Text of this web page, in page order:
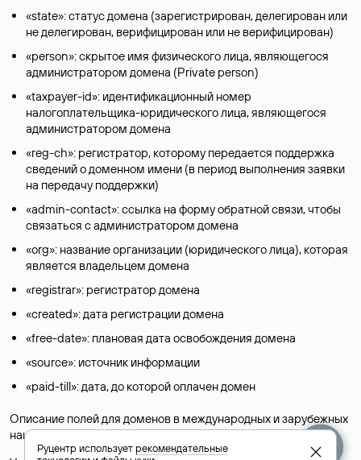
«state»: статус домена (зарегистрирован, делегирован или
не делегирован, верифицирован или не верифицирован)
«person»: скрытое имя физического лица, являющегося
администратором домена (Privatе person)
«taxpayer-id»: идентификационный номер
налогоплательщика-юридического лица, являющегося
администратором домена
«reg-ch»: регистратор, которому передается поддержка
сведений о доменном имени (в период выполнения заявки
на передачу поддержки)
«admin-contact»: ссылка на форму обратной связи, чтобы
связаться с администратором домена
«org»: название организации (юридического лица), которая
является владельцем домена
«registrar»: регистратор домена
«created»: дата регистрации домена
«free-date»: плановая дата освобождения домена
«source»: источник информации
«paid-till»: дата, до которой оплачен домен
Описание полей для доменов в международных и зарубежных
национальных доменах представлены в разделе «Помощь».
Руцентр используетрекомендательные